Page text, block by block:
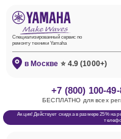
Специализированный сервис по
ремонту техники Yamaha
в Москве ⭐ 4.9 (1000+)
+7 (800) 100-
БЕСПЛАТНО для всех
Акция! Действует скидка в размере 25% на